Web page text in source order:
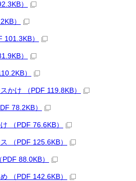
）
）
101.3KB）
）
）
かけ （PDF 119.8KB）
78.2KB）
（PDF 76.6KB）
（PDF 125.6KB）
88.0KB）
（PDF 142.6KB）